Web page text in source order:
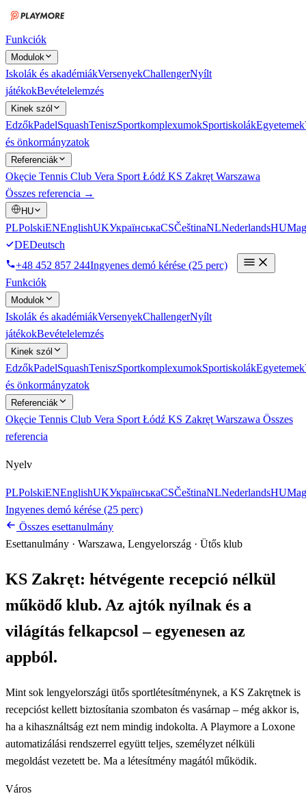
Funkciók
Modulok
Iskolák és akadémiákVersenyekChallengerNyílt
játékokBevételelemzés
Kinek szól
EdzőkPadelSquashTeniszSportkomplexumokSportiskolákEgyetemek
és önkormányzatok
Referenciák
Okęcie Tennis Club Vera Sport Łódź KS Zakręt Warszawa
Összes referencia →
HU
PLPolskiENEnglishUKУкраїнськаCSČeštinaNLNederlandsHU
DEDeutsch
+48 452 857 244Ingyenes demó kérése (25 perc)
Funkciók
Modulok
Iskolák és akadémiákVersenyekChallengerNyílt
játékokBevételelemzés
Kinek szól
EdzőkPadelSquashTeniszSportkomplexumokSportiskolákEgyetemek
és önkormányzatok
Referenciák
Okęcie Tennis Club Vera Sport Łódź KS Zakręt Warszawa Összes
referencia
Nyelv
PLPolskiENEnglishUKУкраїнськаCSČeštinaNLNederlandsHU
Ingyenes demó kérése (25 perc)
Összes esettanulmány
Esettanulmány · Warszawa, Lengyelország · Ütős klub
KS Zakręt: hétvégente recepció nélkül
működő klub. Az ajtók nyílnak és a
világítás felkapcsol – egyenesen az
appból.
Mint sok lengyelországi ütős sportlétesítménynek, a KS Zakrętnek is
recepcióst kellett biztosítania szombaton és vasárnap – még akkor is,
ha a kihasználtság ezt nem mindig indokolta. A Playmore a Loxone
automatizálási rendszerrel együtt teljes, személyzet nélküli
megoldást vezetett be. Ma a létesítmény magától működik.
Város